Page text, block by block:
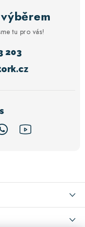
tu pro vás!
203